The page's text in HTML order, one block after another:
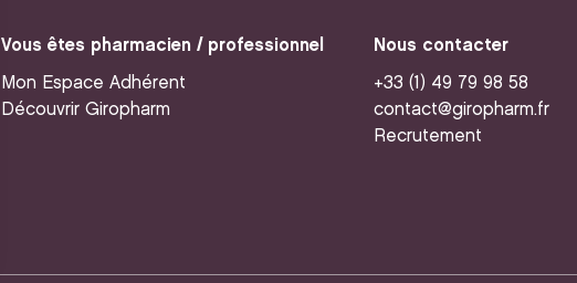
Vous êtes pharmacien / professionnel
Mon Espace Adhérent
Découvrir Giropharm
Nous contacter
+33 (1) 49 79 98 58
contact@giropharm.fr
Recrutement